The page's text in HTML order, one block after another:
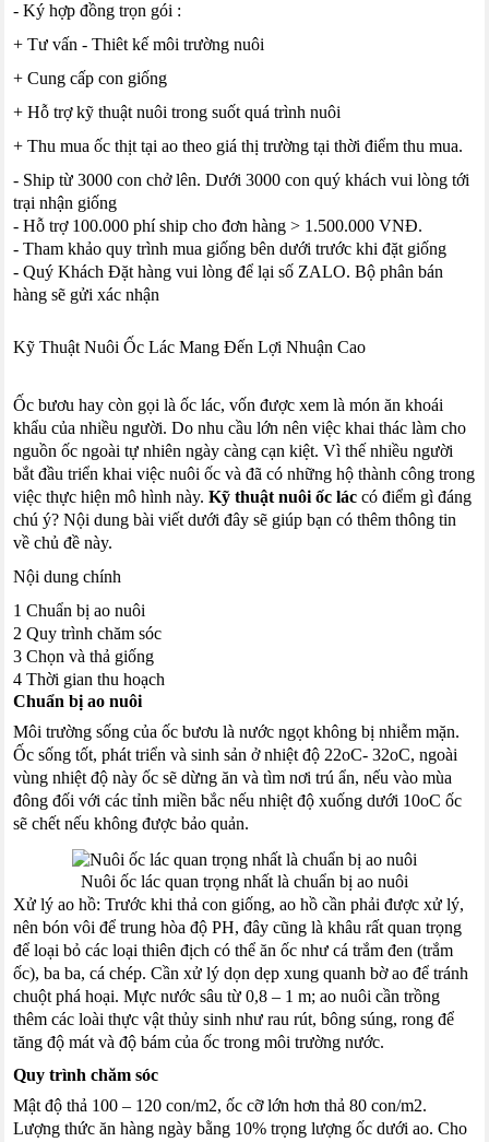
- Ký hợp đồng trọn gói :
+ Tư vấn - Thiêt kế môi trường nuôi
+ Cung cấp con giống
+ Hỗ trợ kỹ thuật nuôi trong suốt quá trình nuôi
+ Thu mua ốc thịt tại ao theo giá thị trường tại thời điểm thu mua.
- Ship từ 3000 con chở lên. Dưới 3000 con quý khách vui lòng tới
trại nhận giống
- Hỗ trợ 100.000 phí ship cho đơn hàng > 1.500.000 VNĐ.
- Tham khảo quy trình mua giống bên dưới trước khi đặt giống
- Quý Khách Đặt hàng vui lòng để lại số ZALO. Bộ phân bán
hàng sẽ gửi xác nhận
Kỹ Thuật Nuôi Ốc Lác Mang Đến Lợi Nhuận Cao
Ốc bươu hay còn gọi là ốc lác, vốn được xem là món ăn khoái
khẩu của nhiều người. Do nhu cầu lớn nên việc khai thác làm cho
nguồn ốc ngoài tự nhiên ngày càng cạn kiệt. Vì thế nhiều người
bắt đầu triển khai việc nuôi ốc và đã có những hộ thành công trong
việc thực hiện mô hình này.Kỹ thuật nuôi ốc lác có điểm gì đáng
chú ý? Nội dung bài viết dưới đây sẽ giúp bạn có thêm thông tin
về chủ đề này.
Nội dung chính
1 Chuẩn bị ao nuôi
2 Quy trình chăm sóc
3 Chọn và thả giống
4 Thời gian thu hoạch
Chuẩn bị ao nuôi
Môi trường sống của ốc bươu là nước ngọt không bị nhiễm mặn.
Ốc sống tốt, phát triển và sinh sản ở nhiệt độ 22oC- 32oC, ngoài
vùng nhiệt độ này ốc sẽ dừng ăn và tìm nơi trú ẩn, nếu vào mùa
đông đối với các tỉnh miền bắc nếu nhiệt độ xuống dưới 10oC ốc
sẽ chết nếu không được bảo quản.
Nuôi ốc lác quan trọng nhất là chuẩn bị ao nuôi
Xử lý ao hồ: Trước khi thả con giống, ao hồ cần phải được xử lý,
nên bón vôi để trung hòa độ PH, đây cũng là khâu rất quan trọng
để loại bỏ các loại thiên địch có thể ăn ốc như cá trắm đen (trắm
ốc), ba ba, cá chép. Cần xử lý dọn dẹp xung quanh bờ ao để tránh
chuột phá hoại. Mực nước sâu từ 0,8 – 1 m; ao nuôi cần trồng
thêm các loài thực vật thủy sinh như rau rút, bông súng, rong để
tăng độ mát và độ bám của ốc trong môi trường nước.
Quy trình chăm sóc
Mật độ thả 100 – 120 con/m2, ốc cỡ lớn hơn thả 80 con/m2.
Lượng thức ăn hàng ngày bằng 10% trọng lượng ốc dưới ao. Cho